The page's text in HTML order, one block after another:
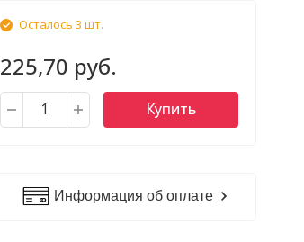
Осталось 3 шт.
225,70 руб.
Купить
Информация об оплате